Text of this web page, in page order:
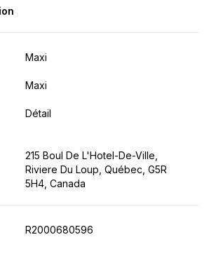
Maxi
Maxi
Détail
215 Boul De L'Hotel-De-Ville,
Riviere Du Loup, Québec, G5R
5H4, Canada
R2000680596